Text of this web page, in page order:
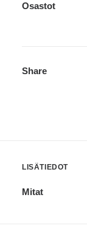
Osastot
Share
LISÄTIEDOT
Mitat